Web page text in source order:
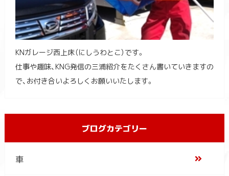
KNガレージ西上床（にしうわとこ）です。
仕事や趣味、KNG発信の三浦紹介をたくさん書いていきますの
で、お付き合いよろしくお願いいたします。
ブログカテゴリー
車